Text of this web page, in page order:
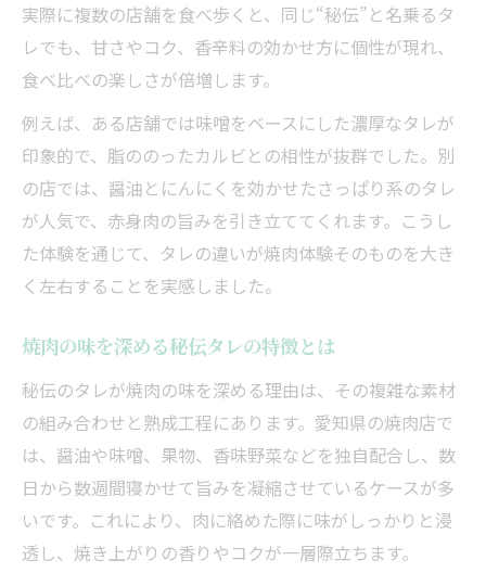
焼肉の味を支える伝統タレの特徴とは
焼肉と伝統タレで味わう至福の時間
焼肉好き必見の伝統タレ採用の理由
焼肉で選ばれる伝統タレの秘密に迫る
地域に根付く秘伝タレと焼肉文化の今
焼肉文化を支える地域秘伝タレの魅力
焼肉と共に進化した地域秘伝タレの特徴
焼肉店で味わう地域伝統タレの深みを解説
焼肉好きが注目する地域秘伝タレの変遷
濃厚タレで楽しむ焼肉の新たな味わい方
焼肉の楽しみ方を変える濃厚タレ活用術
焼肉に最適な濃厚タレを選ぶポイント
焼肉を引き立てる濃厚タレの合わせ方
焼肉好きが試す濃厚タレアレンジ法
実際に複数の店舗を食べ歩くと、同じ“秘伝”と名乗るタ
レでも、甘さやコク、香辛料の効かせ方に個性が現れ、
食べ比べの楽しさが倍増します。
例えば、ある店舗では味噌をベースにした濃厚なタレが
印象的で、脂ののったカルビとの相性が抜群でした。別
の店では、醤油とにんにくを効かせたさっぱり系のタレ
が人気で、赤身肉の旨みを引き立ててくれます。こうし
た体験を通じて、タレの違いが焼肉体験そのものを大き
く左右することを実感しました。
焼肉の味を深める秘伝タレの特徴とは
秘伝のタレが焼肉の味を深める理由は、その複雑な素材
の組み合わせと熟成工程にあります。愛知県の焼肉店で
は、醤油や味噌、果物、香味野菜などを独自配合し、数
日から数週間寝かせて旨みを凝縮させているケースが多
いです。これにより、肉に絡めた際に味がしっかりと浸
透し、焼き上がりの香りやコクが一層際立ちます。